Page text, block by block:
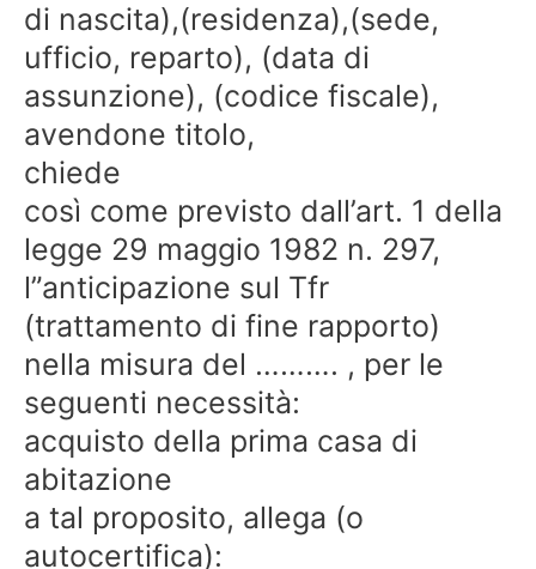
di nascita),(residenza),(sede,
ufficio, reparto), (data di
assunzione), (codice fiscale),
avendone titolo,
chiede
così come previsto dall’art. 1 della
legge 29 maggio 1982 n. 297,
l”anticipazione sul Tfr
(trattamento di fine rapporto)
nella misura del ………. , per le
seguenti necessità:
acquisto della prima casa di
abitazione
a tal proposito, allega (o
autocertifica):